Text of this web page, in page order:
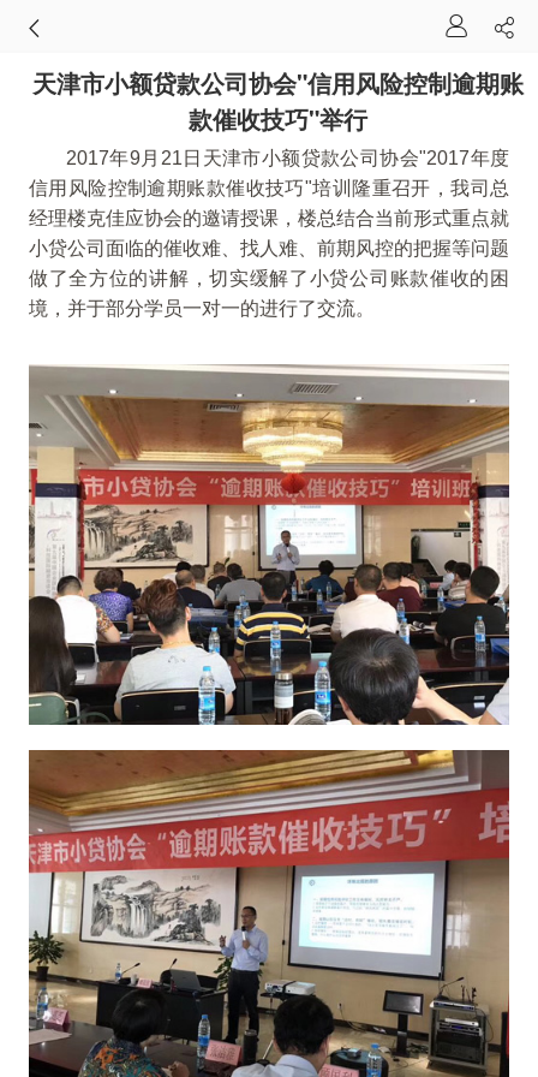
天津市小额贷款公司协会"信用风险控制逾期账
款催收技巧"举行
2017年9月21日天津市小额贷款公司协会"2017年度
信用风险控制逾期账款催收技巧"培训隆重召开，我司总
经理楼克佳应协会的邀请授课，楼总结合当前形式重点就
小贷公司面临的催收难、找人难、前期风控的把握等问题
做了全方位的讲解，切实缓解了小贷公司账款催收的困
境，并于部分学员一对一的进行了交流。